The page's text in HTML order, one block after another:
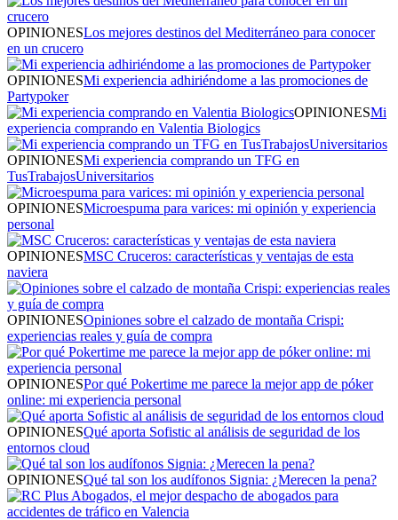
OPINIONESLos mejores destinos del Mediterráneo para conocer
en un crucero
OPINIONESMi experiencia adhiriéndome a las promociones de
Partypoker
OPINIONESMi
experiencia comprando en Valentia Biologics
OPINIONESMi experiencia comprando un TFG en
TusTrabajosUniversitarios
OPINIONESMicroespuma para varices: mi opinión y experiencia
personal
OPINIONESMSC Cruceros: características y ventajas de esta
naviera
OPINIONESOpiniones sobre el calzado de montaña Crispi:
experiencias reales y guía de compra
OPINIONESPor qué Pokertime me parece la mejor app de póker
online: mi experiencia personal
OPINIONESQué aporta Sofistic al análisis de seguridad de los
entornos cloud
OPINIONESQué tal son los audífonos Signia: ¿Merecen la pena?